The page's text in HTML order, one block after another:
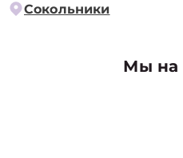
Сокольники
Мы на